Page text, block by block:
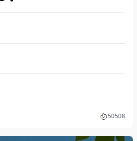
50508